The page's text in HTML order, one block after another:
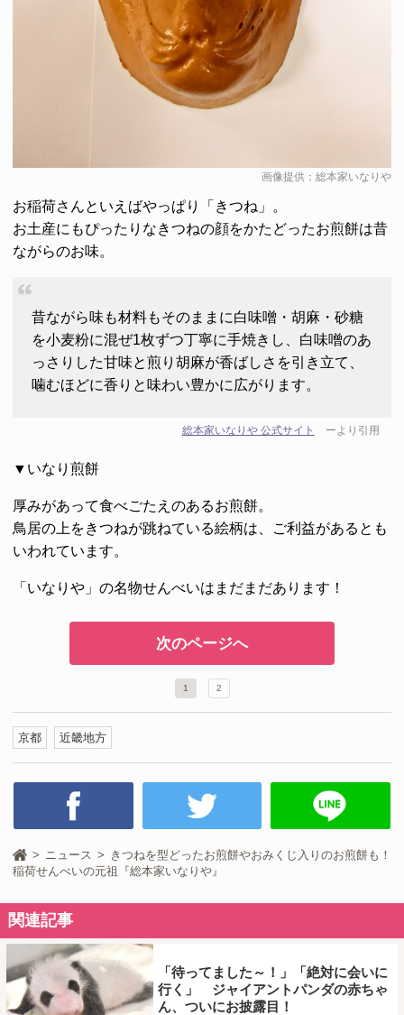
画像提供：総本家いなりや
お稲荷さんといえばやっぱり「きつね」。
お土産にもぴったりなきつねの顔をかたどったお煎餅は昔
ながらのお味。
昔ながら味も材料もそのままに白味噌・胡麻・砂糖
を小麦粉に混ぜ1枚ずつ丁寧に手焼きし、白味噌のあ
っさりした甘味と煎り胡麻が香ばしさを引き立て、
噛むほどに香りと味わい豊かに広がります。
総本家いなりや 公式サイト ーより引用
▼いなり煎餅
厚みがあって食べごたえのあるお煎餅。
鳥居の上をきつねが跳ねている絵柄は、ご利益があるとも
いわれています。
「いなりや」の名物せんべいはまだまだあります！
次のページへ
1 2
京都 近畿地方
ニュース
きつねを型どったお煎餅やおみくじ入りのお煎餅も！
稲荷せんべいの元祖『総本家いなりや』
関連記事
「待ってました～！」「絶対に会いに
行く」 ジャイアントパンダの赤ちゃ
ん、ついにお披露目！